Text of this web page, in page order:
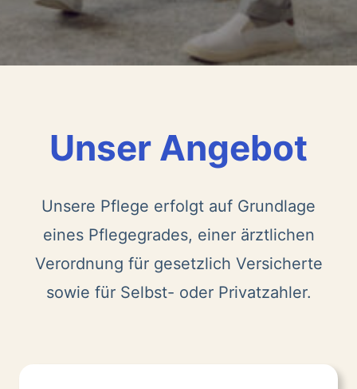
Unser Angebot
Unsere Pflege erfolgt auf Grundlage
eines Pflegegrades, einer ärztlichen
Verordnung für gesetzlich Versicherte
sowie für Selbst- oder Privatzahler.